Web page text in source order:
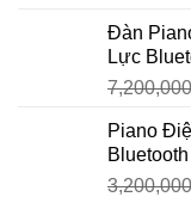
Đàn
Lực
7,200,000
Piano
3,200,000